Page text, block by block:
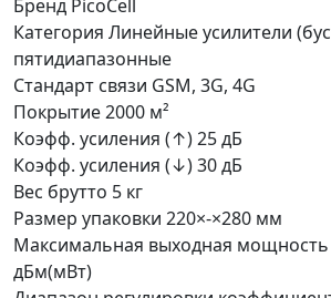
Бренд PicoCell
Категория Линейные усилители
пятидиапазонные
Стандарт связи GSM, 3G, 4G
Покрытие2000 м²
Коэфф. усиления (↑)25 дБ
Коэфф. усиления (↓)30 дБ
Вес брутто 5 кг
Размер упаковки 220×-×280 мм
Максимальная выходная мощность
дБм(мВт)